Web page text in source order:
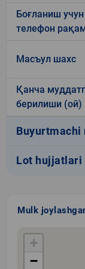
Боғланиш учун
телефон
Масъул шахс
Қанча
берилиши (ой)
Buyurtmachi
Lot hujjatlari
Mulk
+
−